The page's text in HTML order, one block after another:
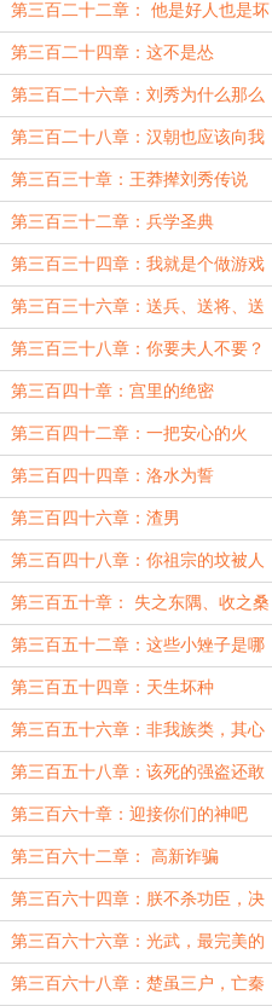
第三百二十二章： 他是好人也是坏
人
第三百二十四章：这不是怂
第三百二十六章：刘秀为什么那么
秀
第三百二十八章：汉朝也应该向我
们称臣了
第三百三十章：王莽撵刘秀传说
第三百三十二章：兵学圣典
第三百三十四章：我就是个做游戏
的
第三百三十六章：送兵、送将、送
人才
第三百三十八章：你要夫人不要？
第三百四十章：宫里的绝密
第三百四十二章：一把安心的火
第三百四十四章：洛水为誓
第三百四十六章：渣男
第三百四十八章：你祖宗的坟被人
刨啦
第三百五十章： 失之东隅、收之桑
榆
第三百五十二章：这些小矬子是哪
来的？
第三百五十四章：天生坏种
第三百五十六章：非我族类，其心
必异
第三百五十八章：该死的强盗还敢
冒充无辜少女
第三百六十章：迎接你们的神吧
第三百六十二章： 高新诈骗
第三百六十四章：朕不杀功臣，决
不食言
第三百六十六章：光武，最完美的
帝王
第三百六十八章：楚虽三户，亡秦